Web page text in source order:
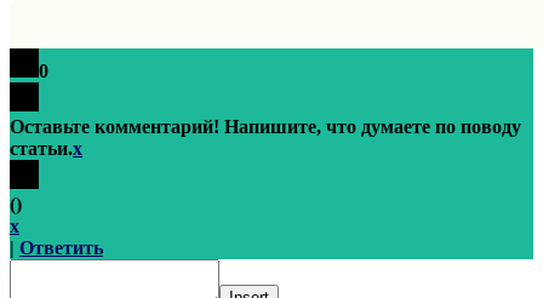
0
Оставьте комментарий! Напишите, что думаете по поводу
статьи.x
()
x
| Ответить